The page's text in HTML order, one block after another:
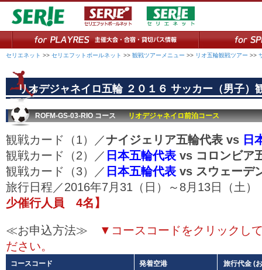
セリエネット >> セリエフットボールネット >> 観戦ツアーメニュー >> リオ五輪観戦ツアー >>
リオデジャネイロ五輪 ２０１６ サッカー（男子）
ROFM-GS-03-RIO コースリオデジャネイロ前泊コース
観戦カード（1）／ナイジェリア五輪代表 vs 日
観戦カード（2）／ 日本五輪代表 vs コロンビア
観戦カード（3）／ 日本五輪代表 vs スウェーデ
旅行日程／2016年7月31（日）～8月13日（
少催行人員 4名】
≪お申込方法≫
▼コースコードをクリックし
ださい。
コースコード 発着空港 旅行代金 (